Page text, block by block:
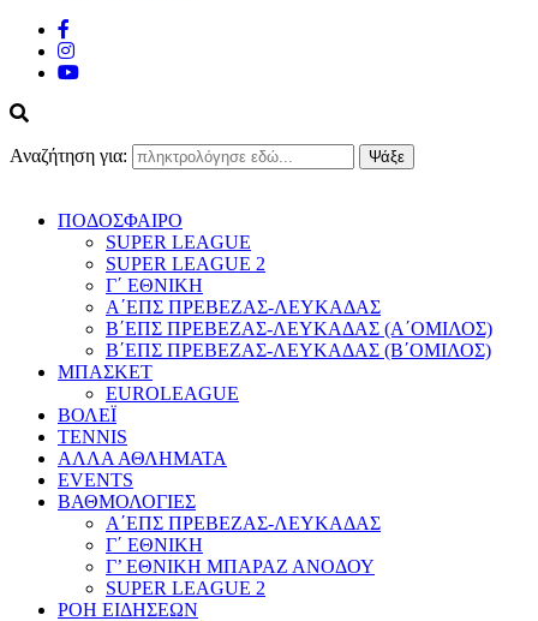
Αναζήτηση για:
ΠΟΔΟΣΦΑΙΡΟ
SUPER LEAGUE
SUPER LEAGUE 2
Γ΄ ΕΘΝΙΚΗ
Α΄ΕΠΣ ΠΡΕΒΕΖΑΣ-ΛΕΥΚΑΔΑΣ
Β΄ΕΠΣ ΠΡΕΒΕΖΑΣ-ΛΕΥΚΑΔΑΣ (Α΄ΟΜΙΛΟΣ)
Β΄ΕΠΣ ΠΡΕΒΕΖΑΣ-ΛΕΥΚΑΔΑΣ (Β΄ΟΜΙΛΟΣ)
ΜΠΑΣΚΕΤ
EUROLEAGUE
ΒΟΛΕΪ
TENNIS
ΑΛΛΑ ΑΘΛΗΜΑΤΑ
EVENTS
ΒΑΘΜΟΛΟΓΙΕΣ
Α΄ΕΠΣ ΠΡΕΒΕΖΑΣ-ΛΕΥΚΑΔΑΣ
Γ΄ ΕΘΝΙΚΗ
Γ’ ΕΘΝΙΚΗ ΜΠΑΡΑΖ ΑΝΟΔΟΥ
SUPER LEAGUE 2
ΡΟΗ ΕΙΔΗΣΕΩΝ